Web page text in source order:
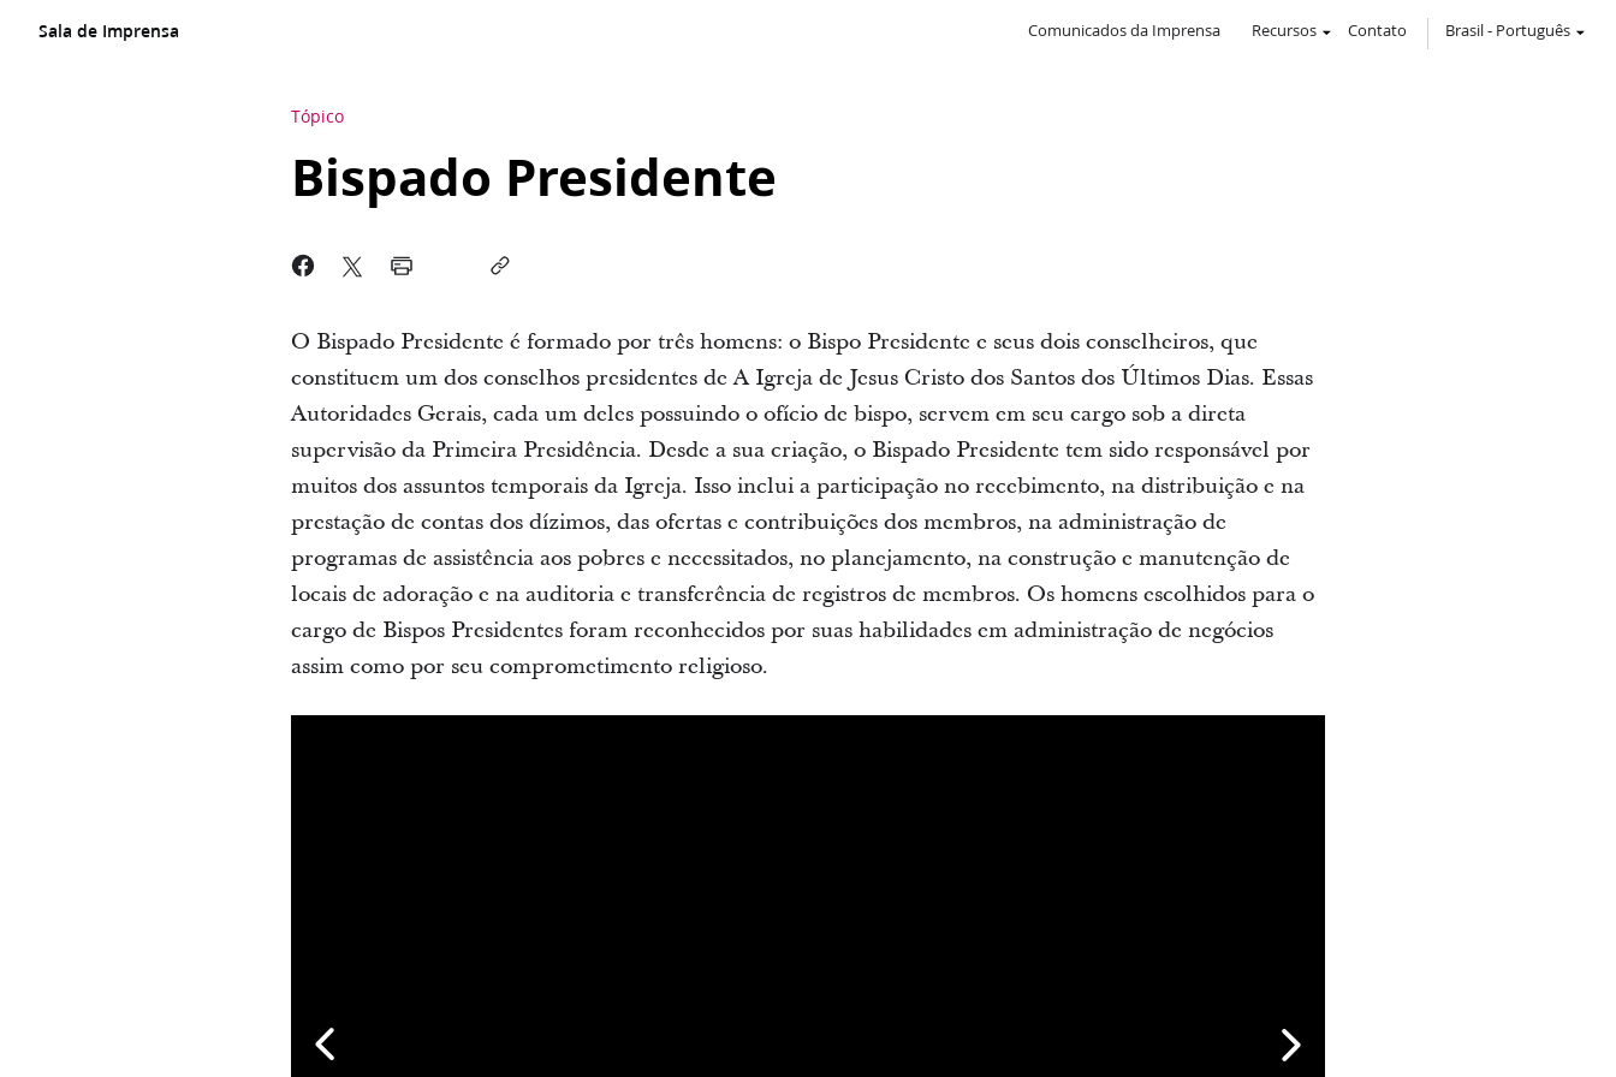
Sala de Imprensa Comunicados da Imprensa Recursos Contato Brasil- Português
Tópico
Bispado Presidente
O Bispado Presidente é formado por três homens: o Bispo Presidente e seus dois conselheiros, que
constituem um dos conselhos presidentes de A Igreja de Jesus Cristo dos Santos dos Últimos Dias. Essas
Autoridades Gerais, cada um deles possuindo o ofício de bispo, servem em seu cargo sob a direta
supervisão da Primeira Presidência. Desde a sua criação, o Bispado Presidente tem sido responsável por
muitos dos assuntos temporais da Igreja. Isso inclui a participação no recebimento, na distribuição e na
prestação de contas dos dízimos, das ofertas e contribuições dos membros, na administração de
programas de assistência aos pobres e necessitados, no planejamento, na construção e manutenção de
locais de adoração e na auditoria e transferência de registros de membros. Os homens escolhidos para o
cargo de Bispos Presidentes foram reconhecidos por suas habilidades em administração de negócios
assim como por seu comprometimento religioso.